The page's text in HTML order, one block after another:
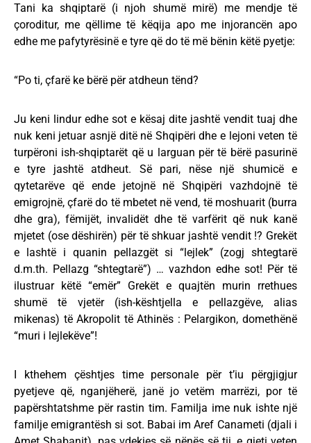
Tani ka shqiptarë (i njoh shumë mirë) me mendje të
çoroditur, me qëllime të këqija apo me injorancën apo
edhe me pafytyrësinë e tyre që do të më bënin këtë pyetje:
“Po ti, çfarë ke bërë për atdheun tënd?
Ju keni lindur edhe sot e kësaj dite jashtë vendit tuaj dhe
nuk keni jetuar asnjë ditë në Shqipëri dhe e lejoni veten të
turpëroni ish-shqiptarët që u larguan për të bërë pasurinë
e tyre jashtë atdheut. Së pari, nëse një shumicë e
qytetarëve që ende jetojnë në Shqipëri vazhdojnë të
emigrojnë, çfarë do të mbetet në vend, të moshuarit (burra
dhe gra), fëmijët, invalidët dhe të varfërit që nuk kanë
mjetet (ose dëshirën) për të shkuar jashtë vendit !? Grekët
e lashtë i quanin pellazgët si “lejlek” (zogj shtegtarë
d.m.th. Pellazg “shtegtarë”) … vazhdon edhe sot! Për të
ilustruar këtë “emër” Grekët e quajtën murin rrethues
shumë të vjetër (ish-kështjella e pellazgëve, alias
mikenas) të Akropolit të Athinës : Pelargikon, domethënë
“muri i lejlekëve”!
I kthehem çështjes time personale për t’iu përgjigjur
pyetjeve që, nganjëherë, janë jo vetëm marrëzi, por të
papërshtatshme për rastin tim. Familja ime nuk ishte një
familje emigrantësh si sot. Babai im Aref Canameti (djali i